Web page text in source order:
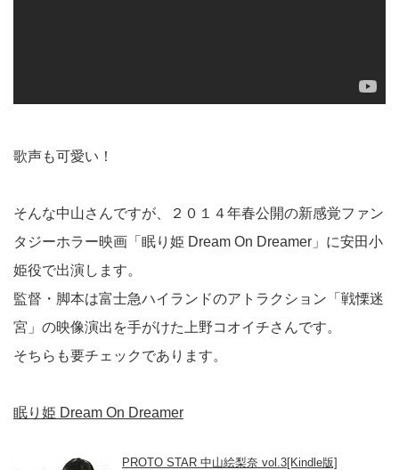
歌声も可愛い！
そんな中山さんですが、２０１４年春公開の新感覚ファン
タジーホラー映画「眠り姫 Dream On Dreamer」に安田小
姫役で出演します。
監督・脚本は富士急ハイランドのアトラクション「戦慄迷
宮」の映像演出を手がけた上野コオイチさんです。
そちらも要チェックであります。
眠り姫 Dream On Dreamer
PROTO STAR 中山絵梨奈 vol.3[Kindle版]